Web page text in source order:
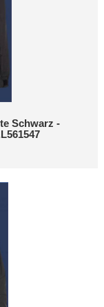
Schwarz -